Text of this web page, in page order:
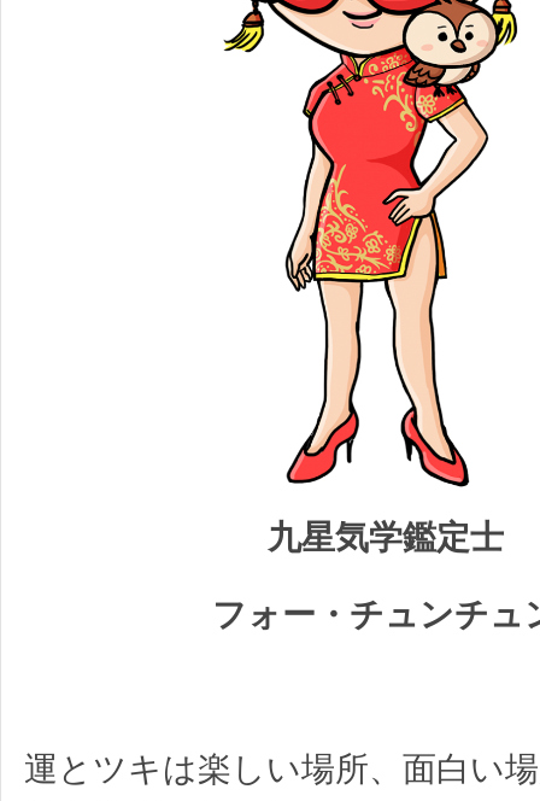
九星気学鑑定士
フォー・チュンチュ
運とツキは楽しい場所、面白い